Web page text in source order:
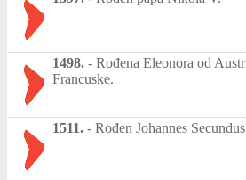
1498. - Rođena Eleonora od
Francuske.
1511. - Rođen Johannes